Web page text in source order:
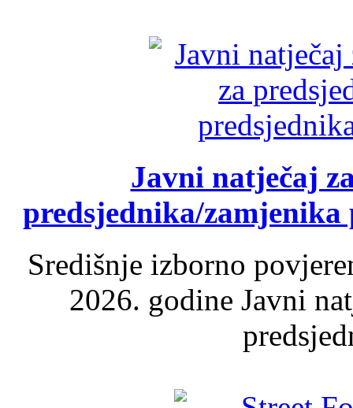
Javni natječaj
predsjednika/
Središnje izborno
2026. godine Javni